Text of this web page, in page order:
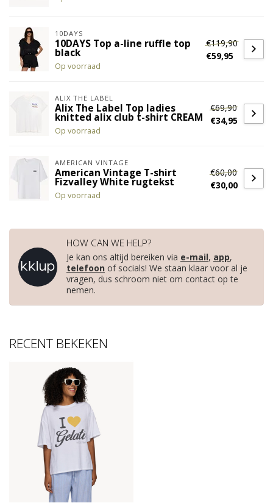
10DAYS
10DAYS Top a-line ruffle top
black
Op voorraad
€119,90
€59,95
ALIX THE LABEL
Alix The Label Top ladies
knitted alix club t-shirt CREAM
Op voorraad
€69,90
€34,95
AMERICAN VINTAGE
American Vintage T-shirt
Fizvalley White rugtekst
Op voorraad
€60,00
€30,00
HOW CAN WE HELP?
Je kan ons altijd bereiken via e-mail, app,
telefoon of socials! We staan klaar voor al je
vragen, dus schroom niet om contact op te
nemen.
RECENT BEKEKEN